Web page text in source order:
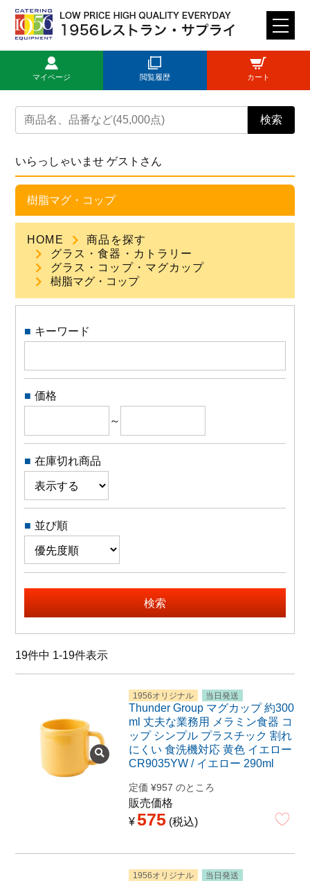
M
E
U
検索
マイページ 閲覧履歴 カート
トップページ
新規登録
商品一覧
ご利用ガイド
見積依頼
Instagram
facebook
お問い合わせ
プライバシーポリシー
いらっしゃいませ ゲストさん
樹脂マグ・コップ
HOME
商品を探す
グラス・食器・カトラリー
グラス・コップ・マグカップ
樹脂マグ・コップ
キーワード
価格
～
在庫切れ商品
並び順
検索
19件中 1-19件表示
1956オリジナル 当日発送
Thunder Group マグカップ 約300
ml 丈夫な業務用 メラミン食器 コ
ップ シンプル プラスチック 割れ
にくい 食洗機対応 黄色 イエロー
CR9035YW / イエロー 290ml
定価 ¥957 のところ
販売価格
¥575 税込
1956オリジナル 当日発送